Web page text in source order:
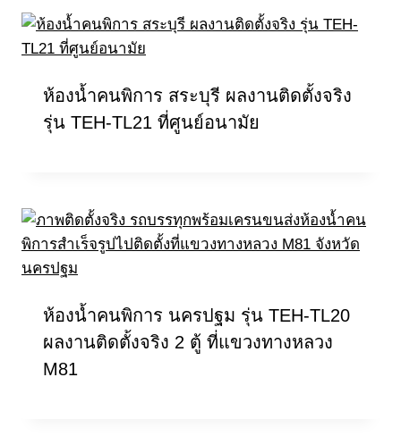
ห้องน้ำคนพิการ สระบุรี ผลงานติดตั้งจริง
รุ่น TEH-TL21 ที่ศูนย์อนามัย
ห้องน้ำคนพิการ นครปฐม รุ่น TEH-TL20
ผลงานติดตั้งจริง 2 ตู้ ที่แขวงทางหลวง
M81